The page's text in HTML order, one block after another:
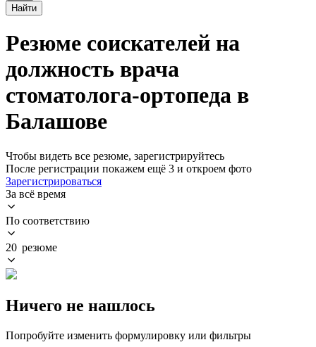
Найти
Резюме соискателей на
должность врача
стоматолога-ортопеда в
Балашове
Чтобы видеть все резюме, зарегистрируйтесь
После регистрации покажем ещё 3 и откроем фото
Зарегистрироваться
За всё время
По соответствию
20 резюме
Ничего не нашлось
Попробуйте изменить формулировку или фильтры